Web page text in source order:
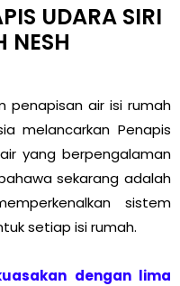
UDARA SIRI
NESH
penapisan air isi rumah
melancarkan Penapis
yang berpengalaman
sekarang adalah
sistem
setiap isi rumah.
dengan lima